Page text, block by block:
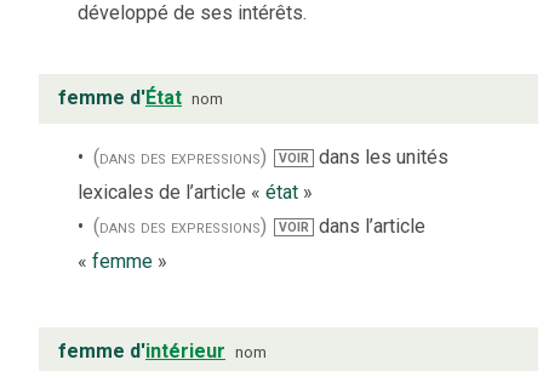
développé de ses intérêts.
femme d'État nom
(dans des expressions) VOIR
dans les unités
lexicales de l’article « état »
(dans des expressions)
VOIR dans l’article
« femme »
femme d'intérieur nom